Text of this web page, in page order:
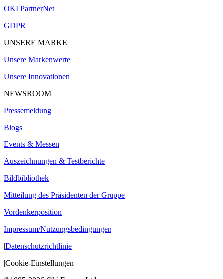
OKI PartnerNet
GDPR
UNSERE MARKE
Unsere Markenwerte
Unsere Innovationen
NEWSROOM
Pressemeldung
Blogs
Events & Messen
Auszeichnungen & Testberichte
Bildbibliothek
Mitteilung des Präsidenten der Gruppe
Vordenkerposition
Impressum/Nutzungsbedingungen
|Datenschutzrichtlinie
|Cookie-Einstellungen